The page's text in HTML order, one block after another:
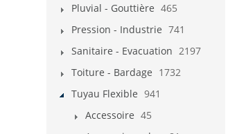
Pluvial - Gouttière 465
Pression - Industrie 741
Sanitaire - Evacuation 2197
Toiture - Bardage 1732
Tuyau Flexible 941
Accessoire 45